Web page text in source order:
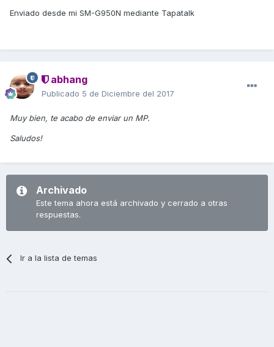
Enviado desde mi SM-G950N mediante Tapatalk
abhang
Publicado 5 de Diciembre del 2017
Muy bien, te acabo de enviar un MP.
Saludos!
Archivado
Este tema ahora está archivado y cerrado a otras
respuestas.
Ir a la lista de temas